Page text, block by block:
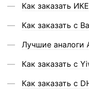
Как заказать
Как заказать с
Лучшие
Как заказать с
Как заказать с